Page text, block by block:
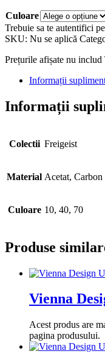
Culoare
Trebuie sa te autentifici
SKU: Nu se aplică
Prețurile afișate nu
Informații
Informații
Colectii Freigeist
Material Acetat, Carbon
Culoare 10, 40, 70
Produse
Vienna
Acest produs are
pagina produsului.